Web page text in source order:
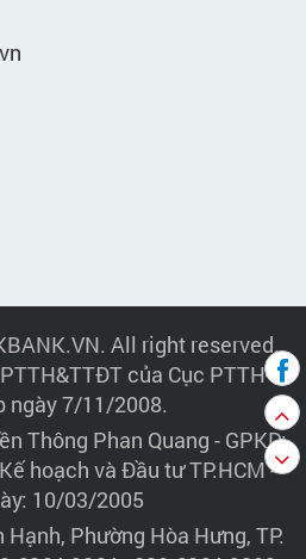
All right reserved.
của Cục PTTH-
ngày 7/11/2008.
Thông Phan Quang - GPKD:
hoạch và Đầu tư TP.HCM -
10/03/2005
Phường Hòa Hưng, TP.